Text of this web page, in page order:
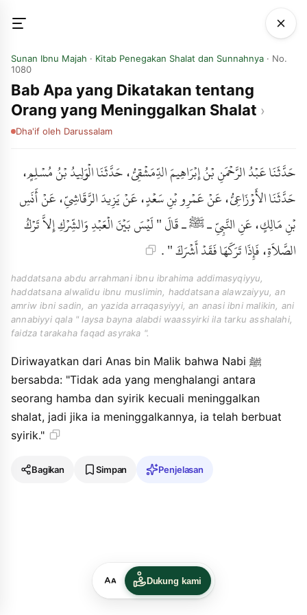
Sunan Ibnu Majah · Kitab Penegakan Shalat dan Sunnahnya · No.
1080
Bab Apa yang Dikatakan tentang
Orang yang Meninggalkan Shalat
Dha'if oleh Darussalam
حَدَّثَنَا عَبْدُ الرَّحْمَنِ بْنُ إِبْرَاهِيمَ الدِّمَشْقِيُّ، حَدَّثَنَا الْوَلِيدُ بْنُ مُسْلِمٍ،
حَدَّثَنَا الأَوْزَاعِيُّ، عَنْ عَمْرِو بْنِ سَعْدٍ، عَنْ يَزِيدَ الرَّقَاشِيِّ، عَنْ أَنَسِ
بْنِ مَالِكٍ، عَنِ النَّبِيِّ ـ ﷺ ـ قَالَ " لَيْسَ بَيْنَ الْعَبْدِ وَالشِّرْكِ إِلاَّ تَرْكُ
الصَّلاَةِ، فَإِذَا تَرَكَهَا فَقَدْ أَشْرَكَ " .
haddatsana abdu arrahmani ibnu ibrahima addimasyqiyyu,
haddatsana alwalidu ibnu muslimin, haddatsana alawzaiyyu, an
amriw ibni sadin, an yazida arraqasyiyyi, an anasi ibni malikin, ani
annabiyyi qala " laysa bayna alabdi waassyirki ila tarku asshalahi,
faidza tarakaha faqad asyraka ".
Diriwayatkan dari Anas bin Malik bahwa Nabi ﷺ
bersabda: "Tidak ada yang menghalangi antara
seorang hamba dan syirik kecuali meninggalkan
shalat, jadi jika ia meninggalkannya, ia telah berbuat
syirik."
Bagikan Simpan Penjelasan
Dukung kami